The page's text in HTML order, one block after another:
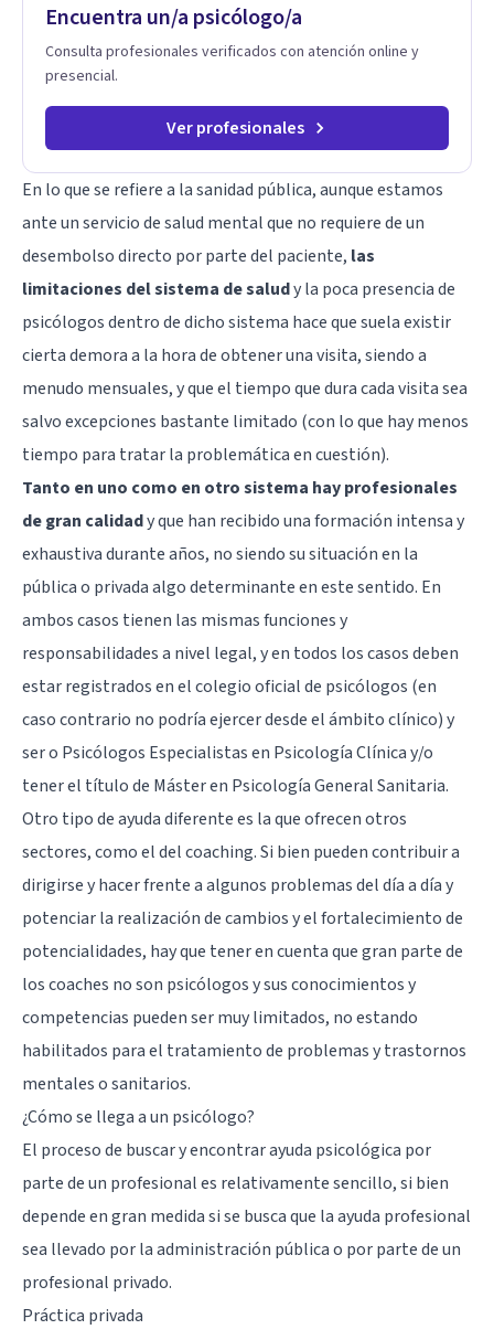
Encuentra un/a psicólogo/a
Consulta profesionales verificados con atención online y
presencial.
Ver profesionales
En lo que se refiere a la sanidad pública, aunque estamos
ante un servicio de salud mental que no requiere de un
desembolso directo por parte del paciente, las
limitaciones del sistema de saludy la poca presencia de
psicólogos dentro de dicho sistema hace que suela existir
cierta demora a la hora de obtener una visita, siendo a
menudo mensuales, y que el tiempo que dura cada visita sea
salvo excepciones bastante limitado (con lo que hay menos
tiempo para tratar la problemática en cuestión).
Tanto en uno como en otro sistema hay profesionales
de gran calidady que han recibido una formación intensa y
exhaustiva durante años, no siendo su situación en la
pública o privada algo determinante en este sentido. En
ambos casos tienen las mismas funciones y
responsabilidades a nivel legal, y en todos los casos deben
estar registrados en el colegio oficial de psicólogos (en
caso contrario no podría ejercer desde el ámbito clínico) y
ser o Psicólogos Especialistas en Psicología Clínica y/o
tener el título de Máster en Psicología General Sanitaria.
Otro tipo de ayuda diferente es la que ofrecen otros
sectores, como el del coaching. Si bien pueden contribuir a
dirigirse y hacer frente a algunos problemas del día a día y
potenciar la realización de cambios y el fortalecimiento de
potencialidades, hay que tener en cuenta que gran parte de
los coaches no son psicólogos y sus conocimientos y
competencias pueden ser muy limitados, no estando
habilitados para el tratamiento de problemas y trastornos
mentales o sanitarios.
¿Cómo se llega a un psicólogo?
El proceso de buscar y encontrar ayuda psicológica por
parte de un profesional es relativamente sencillo, si bien
depende en gran medida si se busca que la ayuda profesional
sea llevado por la administración pública o por parte de un
profesional privado.
Práctica privada